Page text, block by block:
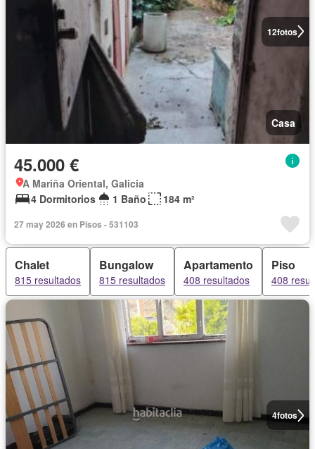
12fotos
Casa
45.000 €
A Mariña Oriental, Galicia
4 Dormitorios
1 Baño 184 m²
27 may 2026 en Pisos - 531103
Chalet
815 resultados
Bungalow
815 resultados
Apartamento
408 resultados
Piso
408
4fotos